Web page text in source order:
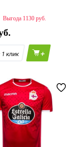
1130
+